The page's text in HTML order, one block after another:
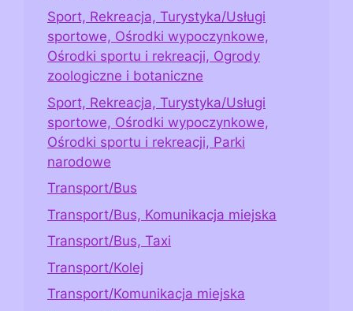
Sport, Rekreacja, Turystyka/Usługi
sportowe, Ośrodki wypoczynkowe,
Ośrodki sportu i rekreacji, Ogrody
zoologiczne i botaniczne
Sport, Rekreacja, Turystyka/Usługi
sportowe, Ośrodki wypoczynkowe,
Ośrodki sportu i rekreacji, Parki
narodowe
Transport/Bus
Transport/Bus, Komunikacja miejska
Transport/Bus, Taxi
Transport/Kolej
Transport/Komunikacja miejska